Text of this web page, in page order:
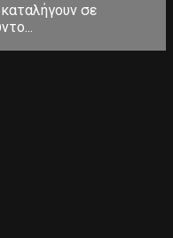
σε